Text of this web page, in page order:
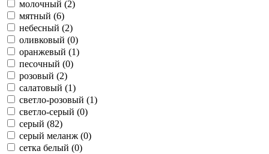
молочный (2)
мятный (6)
небесный (2)
оливковый (0)
оранжевый (1)
песочный (0)
розовый (2)
салатовый (1)
светло-розовый (1)
светло-серый (0)
серый (82)
серый меланж (0)
сетка белый (0)